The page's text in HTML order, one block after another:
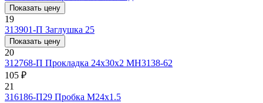
Показать цену
19
313901-П Заглушка 25
Показать цену
20
312768-П Прокладка 24x30x2 МН3138-62
105 ₽
21
316186-П29 Пробка М24х1.5